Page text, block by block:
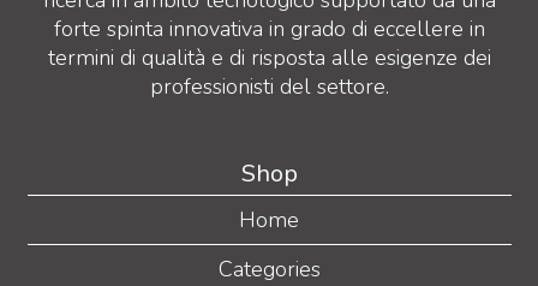
forte spinta innovativa in grado di eccellere in
termini di qualità e di risposta alle esigenze dei
professionisti del settore.
Shop
Home
Categories